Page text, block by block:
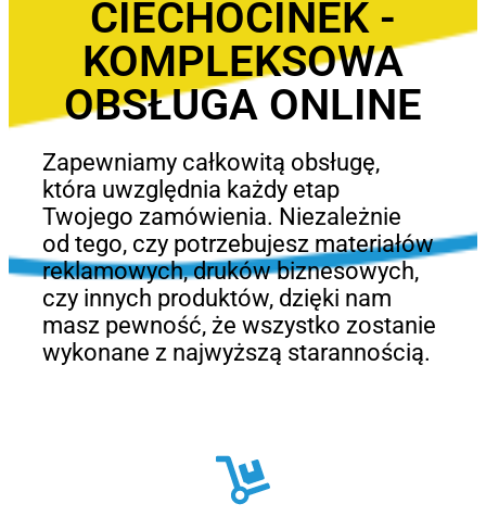
CIECHOCINEK -
KOMPLEKSOWA
OBSŁUGA ONLINE
Zapewniamy całkowitą obsługę,
która uwzględnia każdy etap
Twojego zamówienia. Niezależnie
od tego, czy potrzebujesz materiałów
reklamowych, druków biznesowych,
czy innych produktów, dzięki nam
masz pewność, że wszystko zostanie
wykonane z najwyższą starannością.